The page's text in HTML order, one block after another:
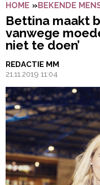
HOME »BEKENDE
Bettina maakt
vanwege
niet te doen’
REDACTIE MM
21.11.2019 11:04